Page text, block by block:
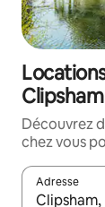
Clipsham
Découvrez
chez vous
Adresse
Lorsque